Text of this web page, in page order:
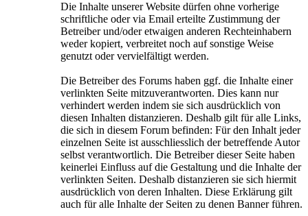
Die Inhalte unserer Website dürfen ohne vorherige
schriftliche oder via Email erteilte Zustimmung der
Betreiber und/oder etwaigen anderen Rechteinhabern
weder kopiert, verbreitet noch auf sonstige Weise
genutzt oder vervielfältigt werden.
Die Betreiber des Forums haben ggf. die Inhalte einer
verlinkten Seite mitzuverantworten. Dies kann nur
verhindert werden indem sie sich ausdrücklich von
diesen Inhalten distanzieren. Deshalb gilt für alle Links,
die sich in diesem Forum befinden: Für den Inhalt jeder
einzelnen Seite ist ausschliesslich der betreffende Autor
selbst verantwortlich. Die Betreiber dieser Seite haben
keinerlei Einfluss auf die Gestaltung und die Inhalte der
verlinkten Seiten. Deshalb distanzieren sie sich hiermit
ausdrücklich von deren Inhalten. Diese Erklärung gilt
auch für alle Inhalte der Seiten zu denen Banner führen.